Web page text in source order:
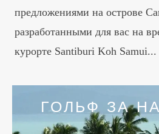
предложениями на острове
разработанными для вас на
курорте Santiburi Koh Samui...
ГОЛЬФ ЗА